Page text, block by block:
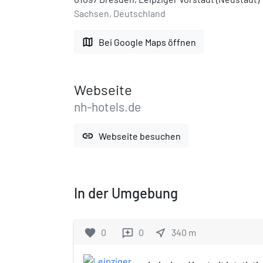
Sachsen, Deutschland
map Bei Google Maps öffnen
Webseite
nh-hotels.de
link Webseite besuchen
In der Umgebung
favorite 0 reviews 0 near_me 340 m